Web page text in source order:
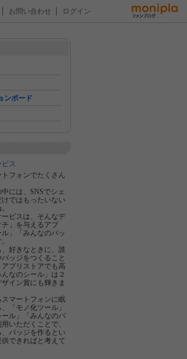
お問い合わせ ログイン
ンボード
ビス
フォンでたくさん
には、SNSでシェ
けではもったいない
ビスは、そんなデ
」を与えるアプ
ル」「みんなのバッ
好きなときに、誰
ッジをつくること
プリストアでも高
なのシール」は２
イン賞にも輝きま
マートフォンに眠
「モノ化ツール」
ル」「みんなのバ
いただくことで、
バッジを作るとい
できればと考えて